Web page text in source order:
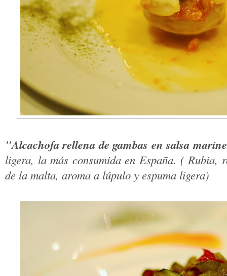
"Alcachofa rellena de gambas en salsa
ligera, la más consumida en España. ( Rubia,
de la malta, aroma a lúpulo y espuma ligera)